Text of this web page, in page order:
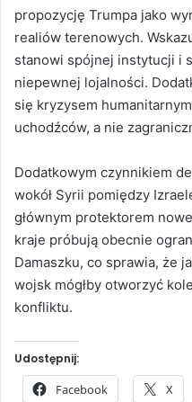
propozycję Trumpa jako
realiów terenowych.
stanowi spójnej instytucji i
niepewnej lojalności.
się kryzysem
uchodźców, a nie
Dodatkowym czynnikiem
wokół Syrii pomiędzy
głównym protektorem
kraje próbują obecnie
Damaszku, co sprawia, że
wojsk mógłby otworzyć
konfliktu.
Udostępnij:
Facebook X